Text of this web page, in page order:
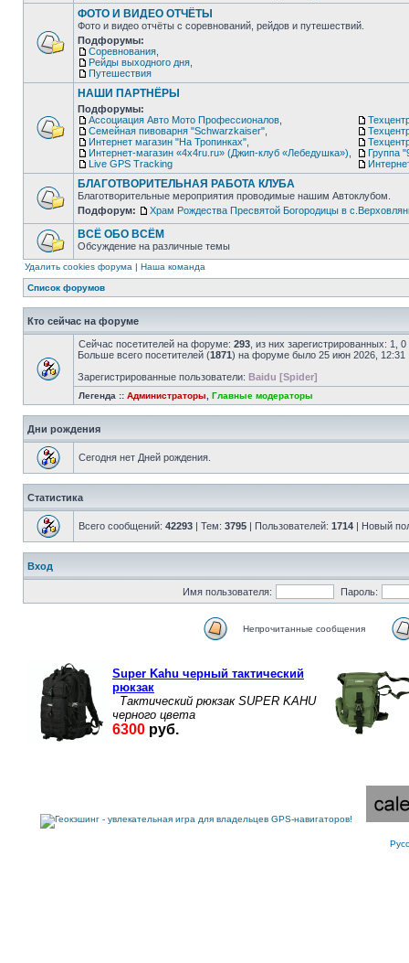
ФОТО И ВИДЕО ОТЧЁТЫ
Фото и видео отчёты с соревнований, рейдов и путешествий.
Подфорумы:
Соревнования
Рейды выходного дня
Путешествия
НАШИ ПАРТНЁРЫ
Подфорумы:
Ассоциация Авто Мото Профессионалов
Семейная пивоварня "Schwarzkaiser"
Интернет магазин "На Тропинках"
Интернет-магазин «4х4ru.ru» (Джип-клуб «Лебедушка»)
Live GPS Tracking
Группа
БЛАГОТВОРИТЕЛЬНАЯ РАБОТА КЛУБА
Благотворительные мероприятия проводимые нашим Автоклубом.
Подфорум:
Храм Рождества Пресвятой Богородицы в
ВСЁ ОБО ВСЁМ
Обсуждение на различные темы
Удалить cookies форума | Наша команда
Список форумов
Кто сейчас на форуме
Сейчас посетителей на форуме: 293 , из них зарегистрированных: 1,
Больше всего посетителей (1871) на форуме было 25 июн 2026, 12:31
Зарегистрированные пользователи: Baidu [Spider]
Легенда :: Администраторы Главные модераторы
Дни рождения
Сегодня нет Дней рождения.
Статистика
Всего сообщений: 42293 | Тем: 3795 | Пользователей: 1714 | Новый
Вход
Имя пользователя: Пароль:
Непрочитанные сообщения